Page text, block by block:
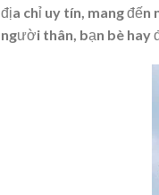
địa chỉ uy tín, mang
người thân, bạn bè hay